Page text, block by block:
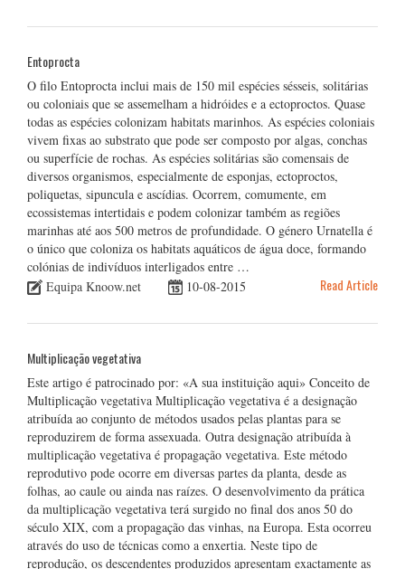
Entoprocta
O filo Entoprocta inclui mais de 150 mil espécies sésseis, solitárias
ou coloniais que se assemelham a hidróides e a ectoproctos. Quase
todas as espécies colonizam habitats marinhos. As espécies coloniais
vivem fixas ao substrato que pode ser composto por algas, conchas
ou superfície de rochas. As espécies solitárias são comensais de
diversos organismos, especialmente de esponjas, ectoproctos,
poliquetas, sipuncula e ascídias. Ocorrem, comumente, em
ecossistemas intertidais e podem colonizar também as regiões
marinhas até aos 500 metros de profundidade. O género Urnatella é
o único que coloniza os habitats aquáticos de água doce, formando
colónias de indivíduos interligados entre …
Equipa Knoow.net
10-08-2015 Read Article
Multiplicação vegetativa
Este artigo é patrocinado por: «A sua instituição aqui» Conceito de
Multiplicação vegetativa Multiplicação vegetativa é a designação
atribuída ao conjunto de métodos usados pelas plantas para se
reproduzirem de forma assexuada. Outra designação atribuída à
multiplicação vegetativa é propagação vegetativa. Este método
reprodutivo pode ocorre em diversas partes da planta, desde as
folhas, ao caule ou ainda nas raízes. O desenvolvimento da prática
da multiplicação vegetativa terá surgido no final dos anos 50 do
século XIX, com a propagação das vinhas, na Europa. Esta ocorreu
através do uso de técnicas como a enxertia. Neste tipo de
reprodução, os descendentes produzidos apresentam exactamente as